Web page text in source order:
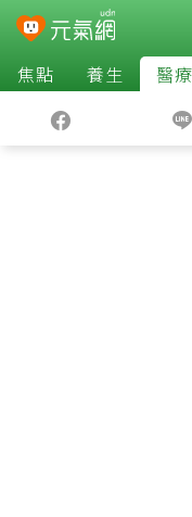
焦點 養生 醫療